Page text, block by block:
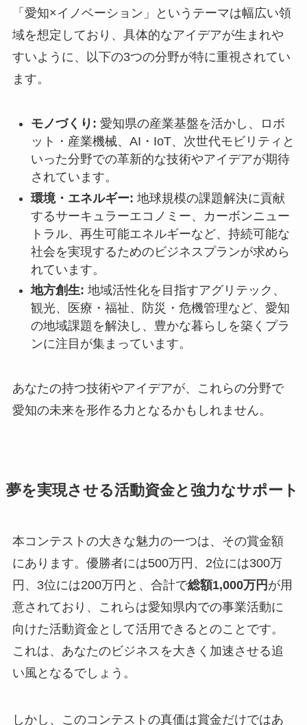
「愛知×イノベーション」というテーマは幅広い領
域を想定しており、具体的なアイデアが生まれや
すいように、以下の3つの分野が特に重視されてい
ます。
モノづくり: 愛知県の産業基盤を活かし、ロボ
ット・産業機械、AI・IoT、次世代モビリティと
いった分野での革新的な技術やアイデアが期待
されています。
環境・エネルギー: 地球規模の課題解決に貢献
するサーキュラーエコノミー、カーボンニュー
トラル、再生可能エネルギーなど、持続可能な
社会を実現するためのビジネスプランが求めら
れています。
地方創生: 地域活性化を目指すアグリテック、
観光、医療・福祉、防災・危機管理など、愛知
の地域課題を解決し、豊かな暮らしを築くプラ
ンに注目が集まっています。
あなたの持つ技術やアイデアが、これらの分野で
愛知の未来を形作る力となるかもしれません。
夢を実現させる活動資金と強力なサポート
本コンテストの大きな魅力の一つは、その賞金額
にあります。優勝者には500万円、2位には300万
円、3位には200万円と、合計で総額1,000万円 が用
意されており、これらは愛知県内での事業活動に
向けた活動資金として活用できるとのことです。
これは、あなたのビジネスを大きく加速させる追
い風となるでしょう。
しかし、このコンテストの真価は賞金だけではあ